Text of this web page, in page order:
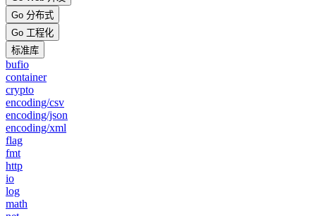
Go 分布式
Go 工程化
标准库
bufio
container
crypto
encoding/csv
encoding/json
encoding/xml
flag
fmt
http
io
log
math